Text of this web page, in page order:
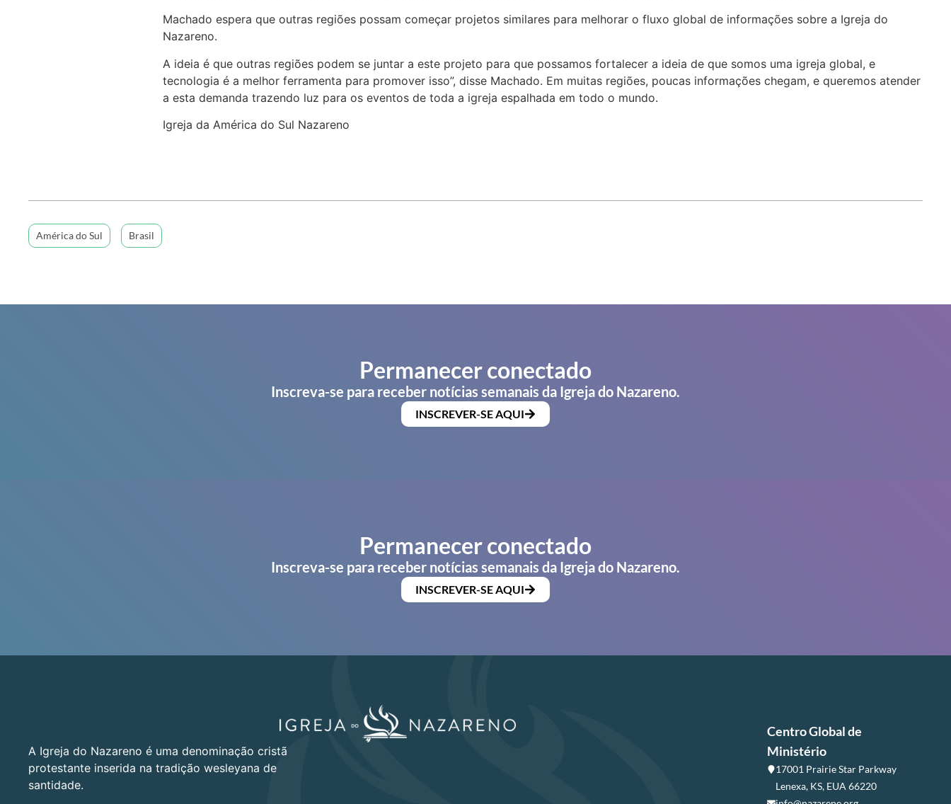
Machado espera que outras regiões possam começar projetos similares para melhorar o fluxo global de informações sobre a Igreja do
Nazareno.
A ideia é que outras regiões podem se juntar a este projeto para que possamos fortalecer a ideia de que somos uma igreja global, e
tecnologia é a melhor ferramenta para promover isso”, disse Machado. Em muitas regiões, poucas informações chegam, e queremos atender
a esta demanda trazendo luz para os eventos de toda a igreja espalhada em todo o mundo.
Igreja da América do Sul Nazareno
América do Sul Brasil
Permanecer conectado
Inscreva-se para receber notícias semanais da Igreja do Nazareno.
INSCREVER-SE AQUI
Permanecer conectado
Inscreva-se para receber notícias semanais da Igreja do Nazareno.
INSCREVER-SE AQUI
A Igreja do Nazareno é uma denominação cristã
protestante inserida na tradição wesleyana de
santidade.
Centro Global de
Ministério
17001 Prairie Star Parkway
Lenexa, KS, EUA 66220